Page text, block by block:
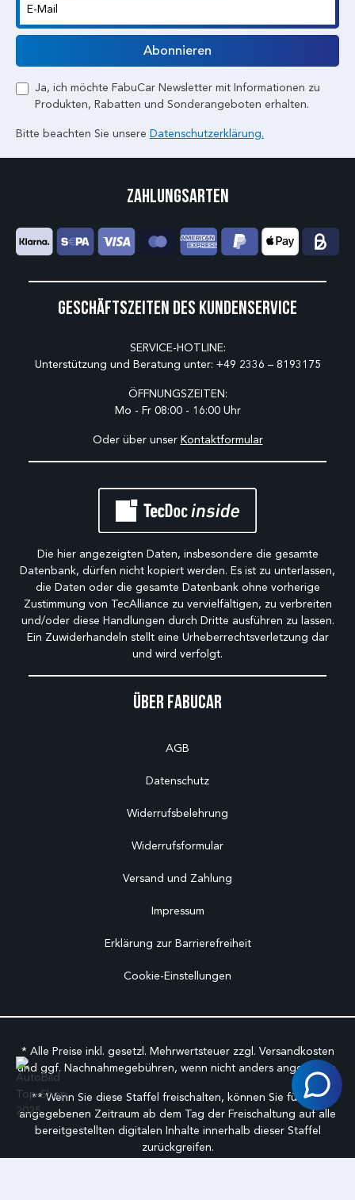
E-Mail
Abonnieren
Ja, ich möchte FabuCar Newsletter mit Informationen zu
Produkten, Rabatten und Sonderangeboten erhalten.
Bitte beachten Sie unsere Datenschutzerklärung.
Über Fabucar
AGB
Datenschutz
Widerrufsbelehrung
Widerrufsformular
Versand und Zahlung
Impressum
Erklärung zur Barrierefreiheit
Cookie-Einstellungen
Geschäftszeiten des Kundenservice
SERVICE-HOTLINE:
Unterstützung und Beratung unter: +49 2336 – 8193175
ÖFFNUNGSZEITEN:
Mo - Fr 08:00 - 16:00 Uhr
Oder über unser Kontaktformular
Zahlungsarten
Die hier angezeigten Daten, insbesondere die gesamte
Datenbank, dürfen nicht kopiert werden. Es ist zu unterlassen,
die Daten oder die gesamte Datenbank ohne vorherige
Zustimmung von TecAlliance zu vervielfältigen, zu verbreiten
und/oder diese Handlungen durch Dritte ausführen zu lassen.
Ein Zuwiderhandeln stellt eine Urheberrechtsverletzung dar
und wird verfolgt.
* Alle Preise inkl. gesetzl. Mehrwertsteuer zzgl. Versandkosten
und ggf. Nachnahmegebühren, wenn nicht anders angegeben.
** Wenn Sie diese Staffel freischalten, können Sie für den
angegebenen Zeitraum ab dem Tag der Freischaltung auf alle
bereitgestellten digitalen Inhalte innerhalb dieser Staffel
zurückgreifen.